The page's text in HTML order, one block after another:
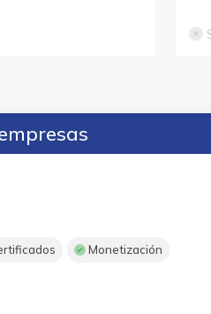
Monetización